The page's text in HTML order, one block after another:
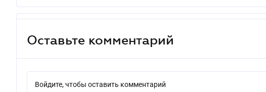
Оставьте комментарий
Войдите, чтобы оставить комментарий